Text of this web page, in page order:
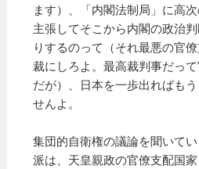
ます）、「内閣法制局」に高
主張してそこから内閣の政治
りするのって（それ最悪の官
裁にしろよ。最高裁判事だっ
だが）、日本を一歩出ればも
せんよ。
集団的自衛権の議論を聞いて
派は、天皇親政の官僚支配国